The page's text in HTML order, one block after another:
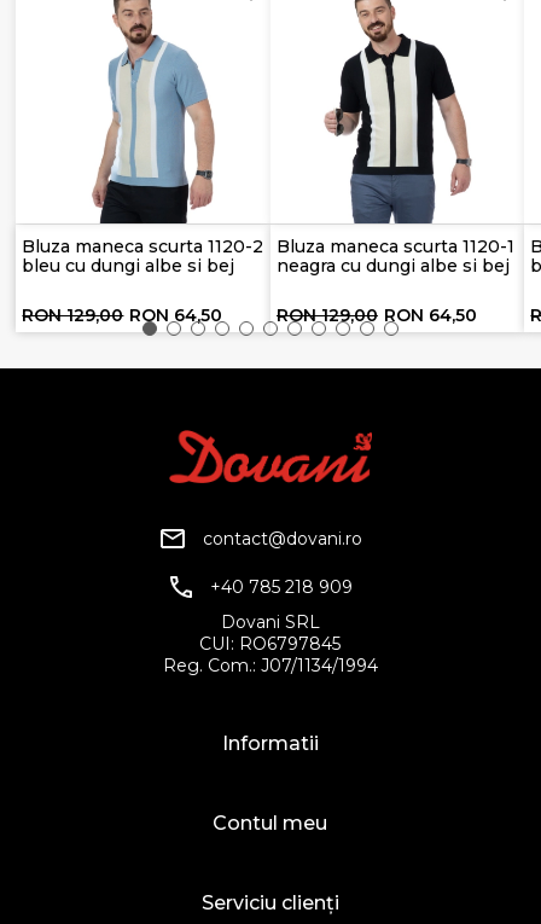
Bluza maneca scurta 1120-2
bleu cu dungi albe si bej
RON 129,00 RON 64,50
Bluza maneca scurta 1120-1
neagra cu dungi albe si bej
RON 129,00 RON 64,50
contact@dovani.ro
+40 785 218 909
Dovani SRL
CUI: RO6797845
Reg. Com.: J07/1134/1994
Informatii
Contul meu
Serviciu clienți